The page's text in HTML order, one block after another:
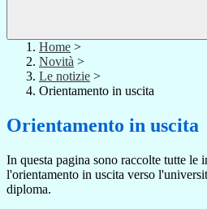
Home >
Novità >
Le notizie >
Orientamento in uscita
Orientamento in uscita
In questa pagina sono raccolte tutte le
l'orientamento in uscita verso
diploma.